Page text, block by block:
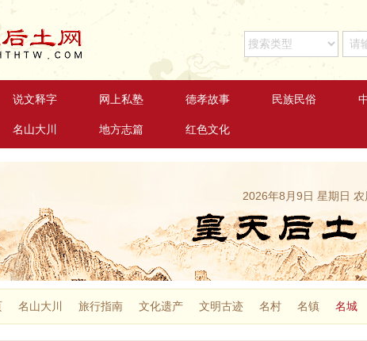
说文释字 网上私塾 德孝故事 民族民俗
名山大川 地方志篇 红色文化
2026年8月9日 星期日
名山大川 旅行指南 文化遗产 文明古迹 名村 名镇 名城